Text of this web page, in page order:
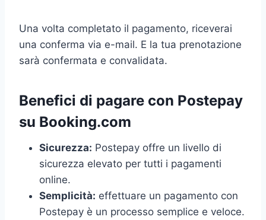
Una volta completato il pagamento, riceverai
una conferma via e-mail. E la tua prenotazione
sarà confermata e convalidata.
Benefici di pagare con Postepay
su Booking.com
Sicurezza: Postepay offre un livello di
sicurezza elevato per tutti i pagamenti
online.
Semplicità: effettuare un pagamento con
Postepay è un processo semplice e veloce.